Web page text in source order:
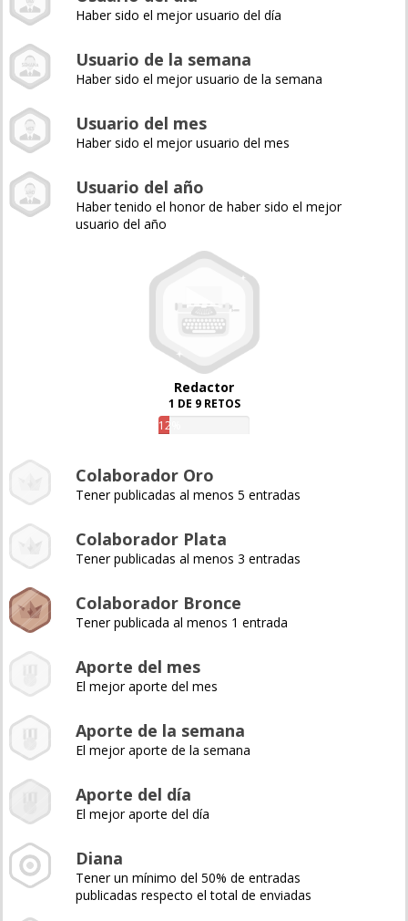
Haber sido el mejor usuario del día
Usuario de la semana
Haber sido el mejor usuario de la semana
Usuario del mes
Haber sido el mejor usuario del mes
Usuario del año
Haber tenido el honor de haber sido el mejor
usuario del año
Redactor
1 DE 9 RETOS
12%
Colaborador Oro
Tener publicadas al menos 5 entradas
Colaborador Plata
Tener publicadas al menos 3 entradas
Colaborador Bronce
Tener publicada al menos 1 entrada
Aporte del mes
El mejor aporte del mes
Aporte de la semana
El mejor aporte de la semana
Aporte del día
El mejor aporte del día
Diana
Tener un mínimo del 50% de entradas
publicadas respecto el total de enviadas